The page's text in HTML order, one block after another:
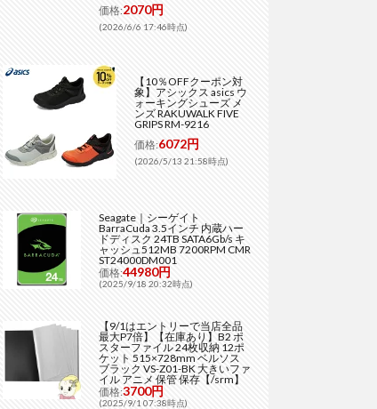
価格:2070円
(2026/6/6 17:46時点)
【10％OFFクーポン対
象】アシックス asics ウ
ォーキングシューズ メ
ンズ RAKUWALK FIVE
GRIPS RM-9216
価格:6072円
(2026/5/13 21:58時点)
Seagate｜シーゲイト
BarraCuda 3.5インチ 内蔵ハー
ドディスク 24TB SATA6Gb/s キ
ャッシュ512MB 7200RPM CMR
ST24000DM001
価格:44980円
(2025/9/18 20:32時点)
【9/1はエントリーで当店全品
最大P7倍】【在庫あり】B2 ポ
スターファイル 24枚収納 12ポ
ケット 515×728mm ベルソス
ブラック VS-Z01-BK 大きいファ
イル アニメ 保管 保存【/srm】
価格:3700円
(2025/9/1 07:38時点)